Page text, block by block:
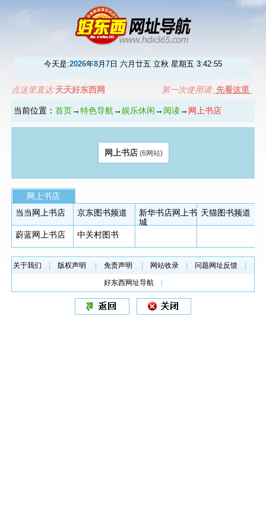
今天是:2026年8月 7日 六月廿五 立秋 星期五 3:42:55
点这里直达:天天好东西网 第一次使用请: 先看这里
当前位置： 首页→特色导航→娱乐休闲→ 阅读→ 网上书店
网上书店 (6网站)
网上书店
当当网上书店
京东图书频道
新华书店网上书
城
天猫图书频道
蔚蓝网上书店 中关村图书
关于我们 版权声明 免责声明 网站收录| 问题网址反馈|
好东西网址导航|